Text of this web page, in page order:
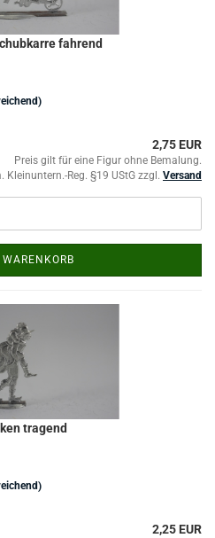
fahrend
2,75 EUR
Preis gilt für eine Figur ohne Bemalung.
Kleinuntern.-Reg. §19 UStG zzgl. Versand
WARENKORB
tragend
2,25 EUR